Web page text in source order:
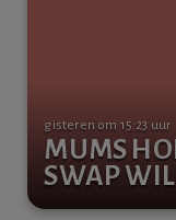
MUMS
SWAP
gisteren om 15:23 uur